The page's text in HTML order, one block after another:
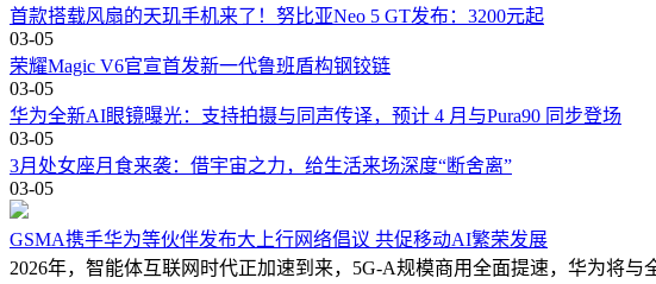
首款搭载风扇的天玑手机来了！努比亚Neo 5 GT发布：3200元起
03-05
荣耀Magic V6官宣首发新一代鲁班盾构钢铰链
03-05
华为全新AI眼镜曝光：支持拍摄与同声传译，预计 4 月与Pura90 同步登场
03-05
3月处女座月食来袭：借宇宙之力，给生活来场深度“断舍离”
03-05
GSMA携手华为等伙伴发布大上行网络倡议 共促移动AI繁荣发展
2026年，智能体互联网时代正加速到来，5G-A规模商用全面提速，华为将